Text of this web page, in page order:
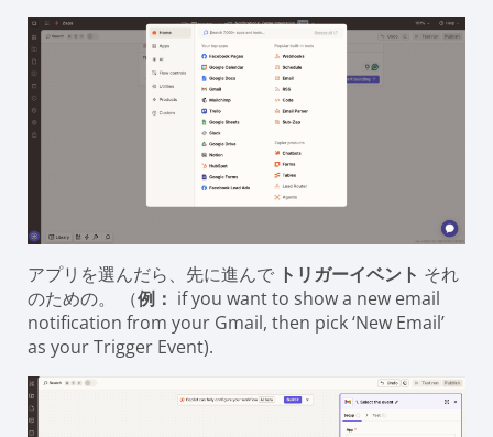
アプリを選んだら、先に進んで トリガーイベント それ
のための。 （例： if you want to show a new email
notification from your Gmail, then pick ‘New Email’
as your Trigger Event).